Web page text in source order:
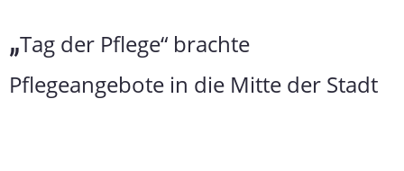
„Tag der Pflege“ brachte
Pflegeangebote in die Mitte der Stadt